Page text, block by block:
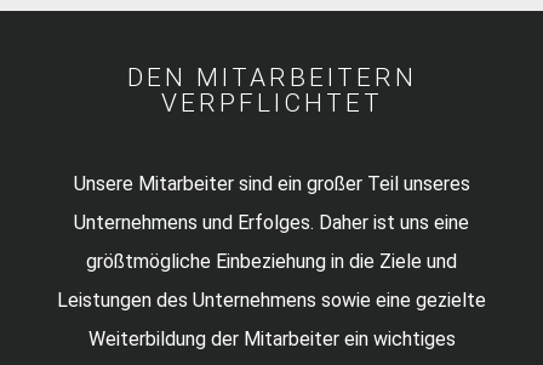
DEN MITARBEITERN
VERPFLICHTET
Unsere Mitarbeiter sind ein großer Teil unseres
Unternehmens und Erfolges. Daher ist uns eine
größtmögliche Einbeziehung in die Ziele und
Leistungen des Unternehmens sowie eine gezielte
Weiterbildung der Mitarbeiter ein wichtiges